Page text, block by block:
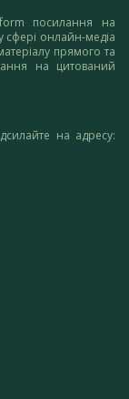
посилання на
сфері онлайн-медіа
прямого та
на цитований
на адресу: